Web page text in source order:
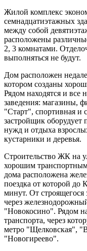
Жилой комплекс
семнадцатиэтажных
между собой
расположены
2, 3 комнатами.
выполняться не будут.
Дом расположен
котором созданы
Рядом находятся и все
заведения: магазины,
"Старт", спортивная и
застройщик оборудует
нужд и отдыха
кустарники и деревья.
Строительство ЖК на
хорошим
дома расположена
поездка от которой до
минут. От строящегося
через
"Новокосино". Рядом
транспорта, через
метро "Щелковская",
"Новогиреево".